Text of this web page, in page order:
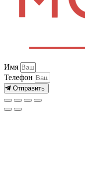
Имя
Телефон
Отправить